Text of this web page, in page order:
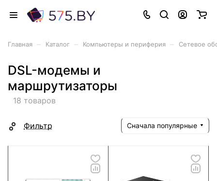
Главная Каталог Компьютеры и периферия Сетевое
DSL-модемы и
маршрутизаторы
18 товаров
Фильтр Сначала популярные